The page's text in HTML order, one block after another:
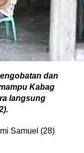
dan
Kabag
langsung
Samuel (28)